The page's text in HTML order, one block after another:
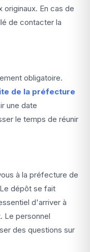
En cas de
de contacter la
obligatoire.
de la préfecture
une date
le temps de réunir
à la préfecture de
dépôt se fait
d'arriver à
Le personnel
des questions sur